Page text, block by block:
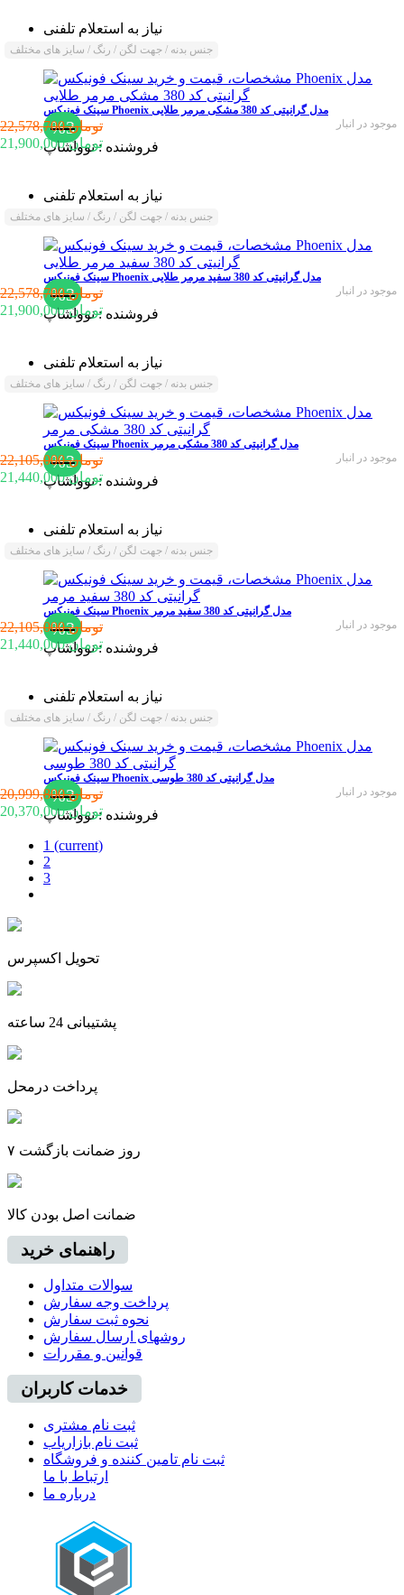
نیاز به استعلام تلفنی
جنس بدنه / جهت لگن / رنگ / سایز های مختلف
سینک فونیکس Phoenix مدل گرانیتی کد 380 مشکی مرمر طلایی
موجود در انبار
%322,578,700 تومان
21,900,000 تومانفروشنده :نوواشاپ
نیاز به استعلام تلفنی
جنس بدنه / جهت لگن / رنگ / سایز های مختلف
سینک فونیکس Phoenix مدل گرانیتی کد 380 سفید مرمر طلایی
موجود در انبار
%322,578,700 تومان
21,900,000 تومانفروشنده :نوواشاپ
نیاز به استعلام تلفنی
جنس بدنه / جهت لگن / رنگ / سایز های مختلف
سینک فونیکس Phoenix مدل گرانیتی کد 380 مشکی مرمر
موجود در انبار
%322,105,000 تومان
21,440,000 تومانفروشنده :نوواشاپ
نیاز به استعلام تلفنی
جنس بدنه / جهت لگن / رنگ / سایز های مختلف
سینک فونیکس Phoenix مدل گرانیتی کد 380 سفید مرمر
موجود در انبار
%322,105,000 تومان
21,440,000 تومانفروشنده :نوواشاپ
نیاز به استعلام تلفنی
جنس بدنه / جهت لگن / رنگ / سایز های مختلف
سینک فونیکس Phoenix مدل گرانیتی کد 380 طوسی
موجود در انبار
%320,999,800 تومان
20,370,000 تومانفروشنده :نوواشاپ
1 (current)
2
3
تحویل اکسپرس
پشتیبانی 24 ساعته
پرداخت درمحل
۷ روز ضمانت بازگشت
ضمانت اصل بودن کالا
راهنمای خرید
سوالات متداول
پرداخت وجه سفارش
نحوه ثبت سفارش
روشهای ارسال سفارش
قوانین و مقررات
خدمات کاربران
ثبت نام مشتری
ثبت نام بازاریاب
ثبت نام تامین کننده و فروشگاه
ارتباط با ما
درباره ما